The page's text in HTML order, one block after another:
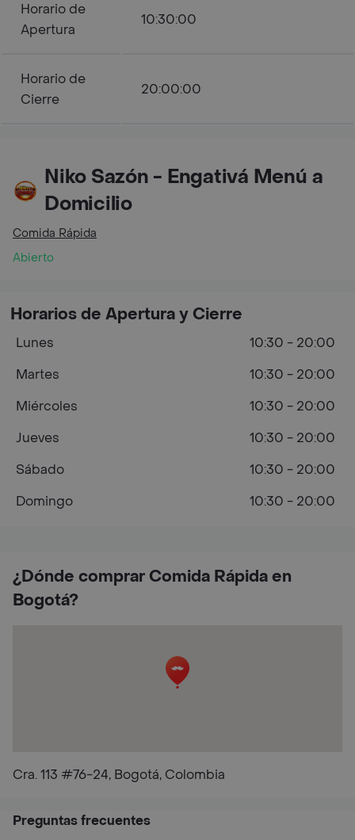
Horario de
Apertura
10:30:00
Horario de
Cierre
20:00:00
Niko Sazón - Engativá Menú a
Domicilio
Comida Rápida
Abierto
¿Dónde comprar Comida Rápida en
Bogotá?
Cra. 113 #76-24, Bogotá, Colombia
Horarios de Apertura y Cierre
Lunes
10:30 - 20:00
Martes
10:30 - 20:00
Miércoles
10:30 - 20:00
Jueves
10:30 - 20:00
Sábado
10:30 - 20:00
Domingo
10:30 - 20:00
Preguntas frecuentes